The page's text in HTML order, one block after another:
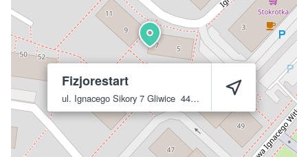
Fizjorestart
ul. Ignacego Sikory 7 Gliwice 44-100